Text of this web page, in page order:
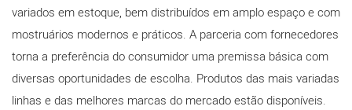
variados em estoque, bem distribuídos em amplo espaço e com
mostruários modernos e práticos. A parceria com fornecedores
torna a preferência do consumidor uma premissa básica com
diversas oportunidades de escolha. Produtos das mais variadas
linhas e das melhores marcas do mercado estão disponíveis.